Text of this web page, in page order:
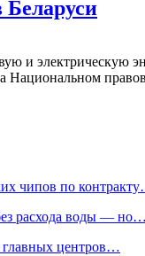
Беларуси
и электрическую
Национальном
чипов по
расхода воды — но…
главных центров…